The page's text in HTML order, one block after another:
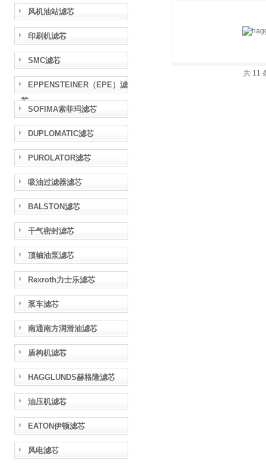
风机油站滤芯
印刷机滤芯
SMC滤芯
EPPENSTEINER（EPE）滤
芯
SOFIMA索菲玛滤芯
DUPLOMATIC滤芯
PUROLATOR滤芯
吸油过滤器滤芯
BALSTON滤芯
干气密封滤芯
顶轴油泵滤芯
Rexroth力士乐滤芯
泵车滤芯
南通南方润滑油滤芯
盾构机滤芯
HAGGLUNDS赫格隆滤芯
油压机滤芯
EATON伊顿滤芯
风电滤芯
共 11